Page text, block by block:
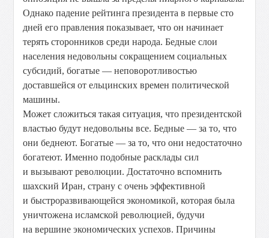
Однако падение рейтинга президента в первые сто
дней его правления показывает, что он начинает
терять сторонников среди народа. Бедные слои
населения недовольны сокращением социальных
субсидий, богатые — неповоротливостью
доставшейся от ельцинских времен политической
машины.
Может сложиться такая ситуация, что президентской
властью будут недовольны все. Бедные — за то, что
они беднеют. Богатые — за то, что они недостаточно
богатеют. Именно подобные расклады сил
и вызывают революции. Достаточно вспомнить
шахский Иран, страну с очень эффективной
и быстроразвивающейся экономикой, которая была
уничтожена исламской революцией, будучи
на вершине экономических успехов. Причины